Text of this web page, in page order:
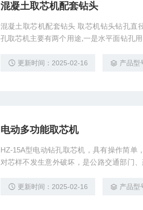
混凝土取芯机配套钻头
混凝土取芯机配套钻头 取芯机钻头钻孔直
孔取芯机主要有两个用途,一是水平面钻孔
用,适用于路面取芯做试验用,已广泛应用于
更新时间：2025-02-16 产品型
电动多功能取芯机
HZ-15A型电动钻孔取芯机，具有操作简单
对芯样不发生意外破坏，是公路交通部门
更新时间：2025-02-16 产品型